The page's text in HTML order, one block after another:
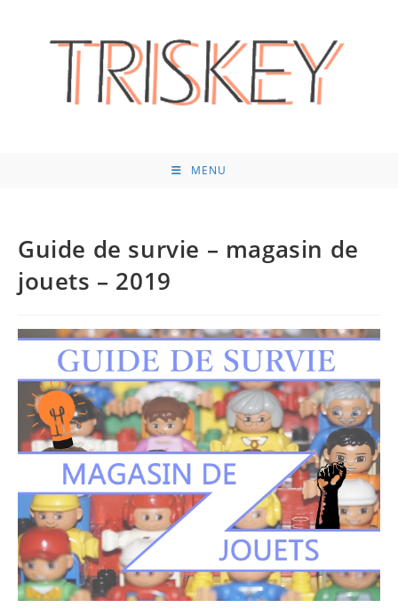
MENU
Guide de survie – magasin de
jouets – 2019